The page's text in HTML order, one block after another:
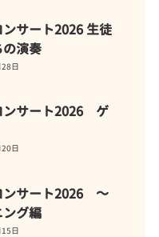
サート2026 生徒
の演奏
日
ンサート2026 ゲ
日
ンサート2026 ～
グ編
日